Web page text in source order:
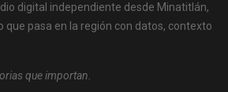
digital independiente desde Minatitlán,
que pasa en la región con datos, contexto
que importan.